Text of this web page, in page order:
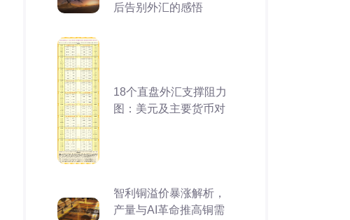
后告别外汇的感悟
18个直盘外汇支撑阻力
图：美元及主要货币对
智利铜溢价暴涨解析，
产量与AI革命推高铜需